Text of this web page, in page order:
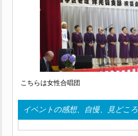
こちらは女性合唱団
イベントの感想、自慢、見どころ